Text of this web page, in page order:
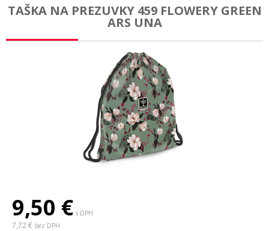
TAŠKA NA PREZUVKY 459 FLOWERY GREEN
ARS UNA
9,50 € s DPH
7,72 € bez DPH